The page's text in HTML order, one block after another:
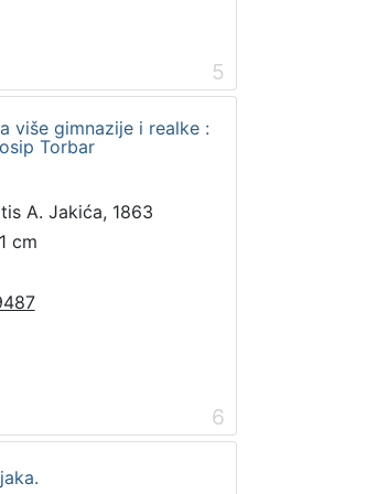
5
više gimnazije i realke :
Torbar
A. Jakića, 1863
cm
6